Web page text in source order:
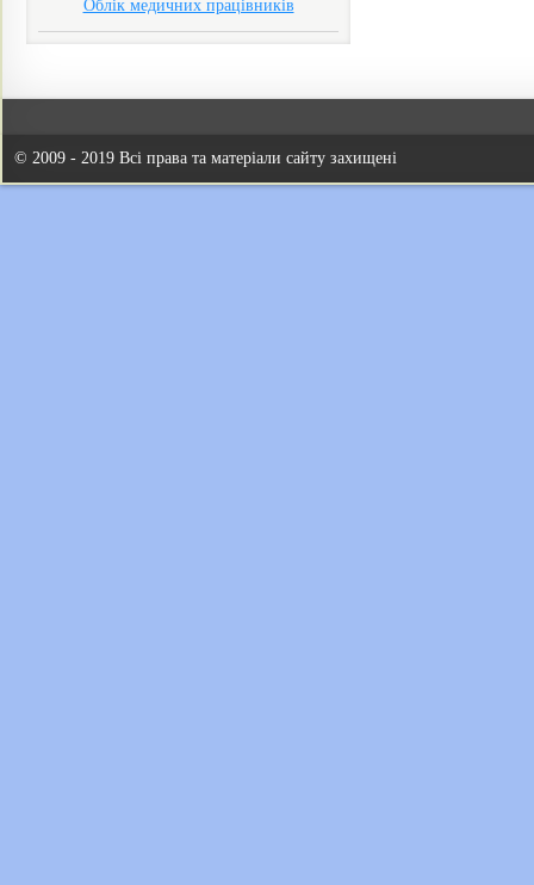
Облік медичних працівників
© 2009 - 2019 Всі права та матеріали сайту захищені